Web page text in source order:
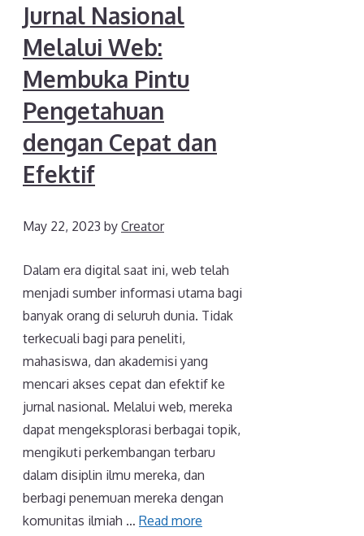
Jurnal Nasional
Melalui Web:
Membuka Pintu
Pengetahuan
dengan Cepat dan
Efektif
May 22, 2023 by Creator
Dalam era digital saat ini, web telah
menjadi sumber informasi utama bagi
banyak orang di seluruh dunia. Tidak
terkecuali bagi para peneliti,
mahasiswa, dan akademisi yang
mencari akses cepat dan efektif ke
jurnal nasional. Melalui web, mereka
dapat mengeksplorasi berbagai topik,
mengikuti perkembangan terbaru
dalam disiplin ilmu mereka, dan
berbagi penemuan mereka dengan
komunitas ilmiah … Read more